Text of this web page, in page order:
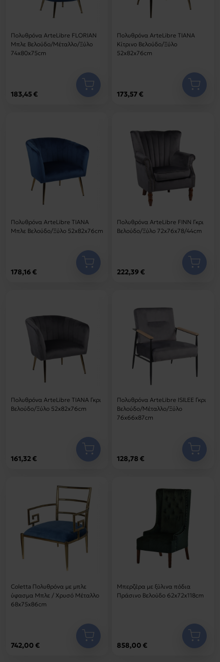
Πολυθρόνα ArteLibre FLORIAN
Μπλε Βελούδο/Μέταλλο/Ξύλο
74x80x75cm
183,45 €
Πολυθρόνα ArteLibre TIANA
Κίτρινο Βελούδο/Ξύλο
52x82x76cm
173,57 €
Πολυθρόνα ArteLibre TIANA
Μπλε Βελούδο/Ξύλο 52x82x76cm
178,16 €
Πολυθρόνα ArteLibre FINN Γκρι
Βελούδο/Ξύλο 72x76x78/44cm
222,39 €
Πολυθρόνα ArteLibre TIANA Γκρι
Βελούδο/Ξύλο 52x82x76cm
161,32 €
Πολυθρόνα ArteLibre ISILEE Γκρι
Βελούδο/Μέταλλο/Ξύλο
76x66x87cm
128,78 €
Coletta Πολυθρόνα με μπλε
ύφασμα Μπλε / Χρυσό Μέταλλο
68x75x86cm
742,00 €
Μπερζέρα με ξύλινα πόδια
Πράσινο Βελούδο 62x72x118cm
858,00 €